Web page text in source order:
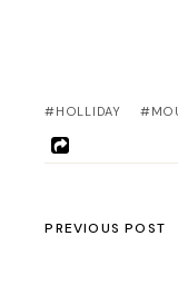
#HOLLIDAY
PREVIOUS POST